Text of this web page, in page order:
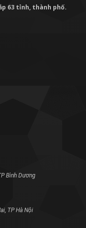
63 tỉnh, thành phố.
Bình Dương
TP Hà Nội